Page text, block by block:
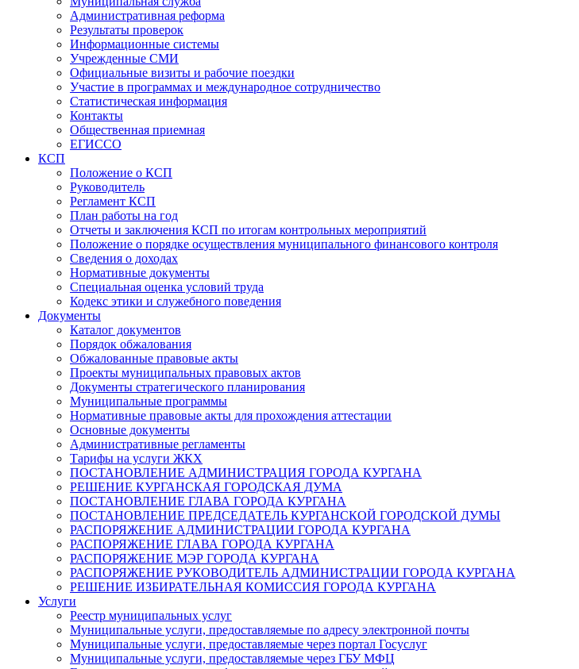
Административная реформа
Результаты проверок
Информационные системы
Учрежденные СМИ
Официальные визиты и рабочие поездки
Участие в программах и международное сотрудничество
Статистическая информация
Контакты
Общественная приемная
ЕГИССО
КСП
Положение о КСП
Руководитель
Регламент КСП
План работы на год
Отчеты и заключения КСП по итогам контрольных мероприятий
Положение о порядке осуществления муниципального финансового контроля
Сведения о доходах
Нормативные документы
Специальная оценка условий труда
Кодекс этики и служебного поведения
Документы
Каталог документов
Порядок обжалования
Обжалованные правовые акты
Проекты муниципальных правовых актов
Документы стратегического планирования
Муниципальные программы
Нормативные правовые акты для прохождения аттестации
Основные документы
Административные регламенты
Тарифы на услуги ЖКХ
ПОСТАНОВЛЕНИЕ АДМИНИСТРАЦИЯ ГОРОДА КУРГАНА
РЕШЕНИЕ КУРГАНСКАЯ ГОРОДСКАЯ ДУМА
ПОСТАНОВЛЕНИЕ ГЛАВА ГОРОДА КУРГАНА
ПОСТАНОВЛЕНИЕ ПРЕДСЕДАТЕЛЬ КУРГАНСКОЙ ГОРОДСКОЙ ДУМЫ
РАСПОРЯЖЕНИЕ АДМИНИСТРАЦИИ ГОРОДА КУРГАНА
РАСПОРЯЖЕНИЕ ГЛАВА ГОРОДА КУРГАНА
РАСПОРЯЖЕНИЕ МЭР ГОРОДА КУРГАНА
РАСПОРЯЖЕНИЕ РУКОВОДИТЕЛЬ АДМИНИСТРАЦИИ ГОРОДА КУРГАНА
РЕШЕНИЕ ИЗБИРАТЕЛЬНАЯ КОМИССИЯ ГОРОДА КУРГАНА
Услуги
Реестр муниципальных услуг
Муниципальные услуги, предоставляемые по адресу электронной почты
Муниципальные услуги, предоставляемые через портал Госуслуг
Муниципальные услуги, предоставляемые через ГБУ МФЦ